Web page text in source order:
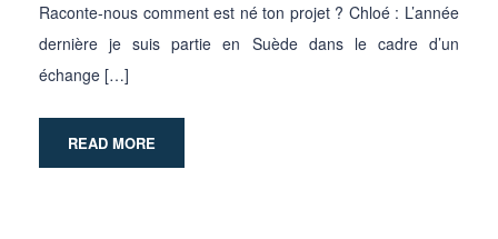
Raconte-nous comment est né ton projet ? Chloé : L’année
dernière je suis partie en Suède dans le cadre d’un
échange […]
READ MORE